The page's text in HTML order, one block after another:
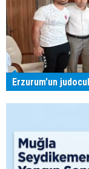
Erzurum'un